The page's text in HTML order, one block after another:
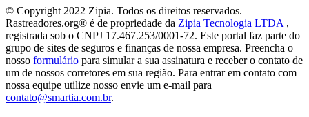
© Copyright 2022 Zipia. Todos os direitos reservados.
Rastreadores.org® é de propriedade da Zipia Tecnologia LTDA ,
registrada sob o CNPJ 17.467.253/0001-72. Este portal faz parte do
grupo de sites de seguros e finanças de nossa empresa. Preencha o
nosso formulário para simular a sua assinatura e receber o contato de
um de nossos corretores em sua região. Para entrar em contato com
nossa equipe utilize nosso envie um e-mail para
contato@smartia.com.br.